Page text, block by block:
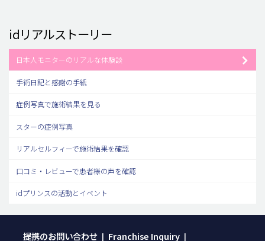
idリアルストーリー
日本人モニターのリアルな体験談
手術日記と感謝の手紙
症例写真で施術結果を見る
スターの症例写真
リアルセルフィーで施術結果を確認
口コミ・レビューで患者様の声を確認
idプリンスの活動とイベント
提携のお問い合わせ | Franchise Inquiry |